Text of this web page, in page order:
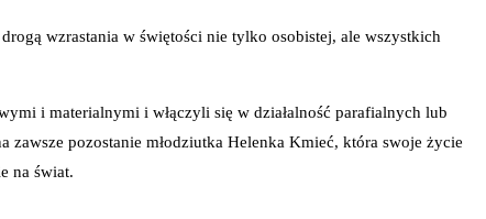
wzrastania w świętości nie tylko osobistej, ale wszystkich
i materialnymi i włączyli się w działalność parafialnych lub
pozostanie młodziutka Helenka Kmieć, która swoje życie
na świat.